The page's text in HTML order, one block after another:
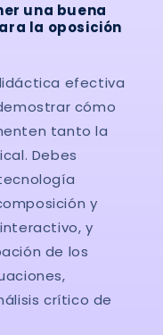
una buena
la oposición
efectiva
cómo
tanto la
Debes
y
y
de los
crítico de